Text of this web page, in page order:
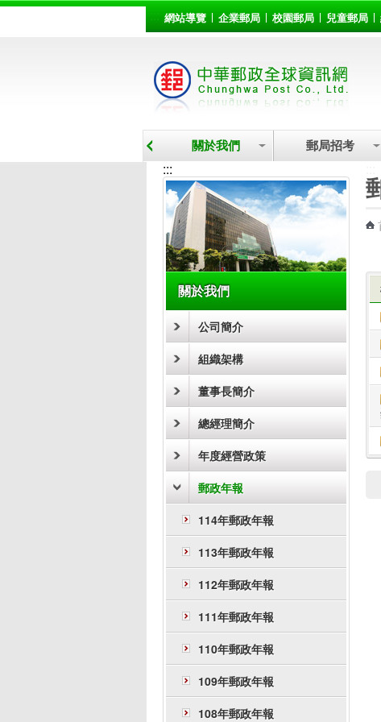
::: 網站導覽 企業郵局 校園郵局 兒童郵局
關於我們 郵局招考
:::
關於我們
公司簡介
組織架構
董事長簡介
總經理簡介
年度經營政策
郵政年報
114年郵政年報
113年郵政年報
112年郵政年報
111年郵政年報
110年郵政年報
109年郵政年報
108年郵政年報